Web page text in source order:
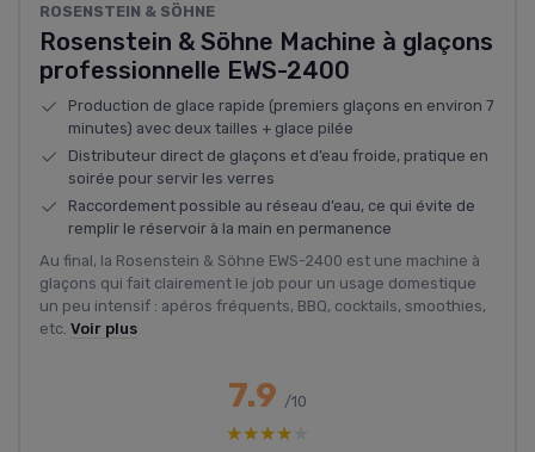
ROSENSTEIN & SÖHNE
Rosenstein & Söhne Machine à glaçons
professionnelle EWS-2400
Production de glace rapide (premiers glaçons en environ 7
minutes) avec deux tailles + glace pilée
Distributeur direct de glaçons et d’eau froide, pratique en
soirée pour servir les verres
Raccordement possible au réseau d’eau, ce qui évite de
remplir le réservoir à la main en permanence
Au final, la Rosenstein & Söhne EWS-2400 est une machine à
glaçons qui fait clairement le job pour un usage domestique
un peu intensif : apéros fréquents, BBQ, cocktails, smoothies,
etc. Voir plus
7.9 /10
★★★★★
★★★★★